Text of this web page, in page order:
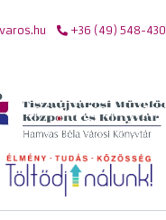
+36 (49) 548-430